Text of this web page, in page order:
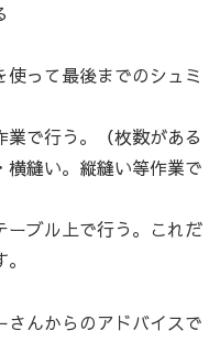
って最後までのシュミ
で行う。（枚数がある
横縫い。縦縫い等作業で
ブル上で行う。これだ
んからのアドバイスで